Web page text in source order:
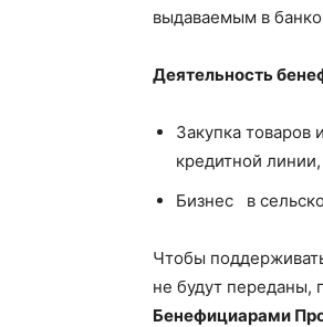
выдаваемым в
Деятельность
Закупка товаров
кредитной
Бизнес в
Чтобы
не будут переданы,
Бенефициарами